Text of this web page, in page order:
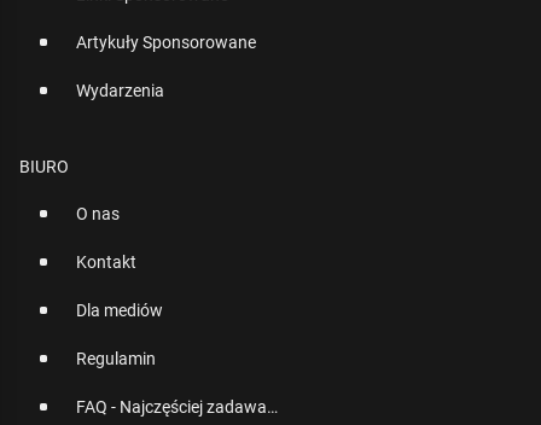
Artykuły Sponsorowane
Wydarzenia
BIURO
O nas
Kontakt
Dla mediów
Regulamin
FAQ - Najczęściej zadawane pytania